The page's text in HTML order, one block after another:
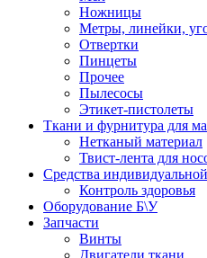
Ножницы
Метры, линейки,
Отвертки
Пинцеты
Прочее
Пылесосы
Этикет-пистолеты
Ткани и фурнитура для
Нетканый материал
Твист-лента для
Средства
Контроль здоровья
Оборудование Б\У
Запчасти
Винты
Двигатели ткани